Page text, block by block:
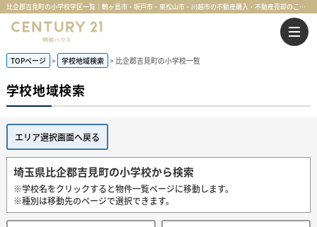
比企郡吉見町の小学校学区一覧｜鶴ヶ島市・坂戸市・東松山市・川越市の不動産購入・不動産売却のことならセンチュリー21明和ハウス
TOPページ 学校地域検索 比企郡吉見町の小学校一覧
学校地域検索
エリア選択画面へ戻る
埼玉県比企郡吉見町の小学校から検索
※学校名をクリックすると物件一覧ページに移動します。
※種別は移動先のページで選択できます。